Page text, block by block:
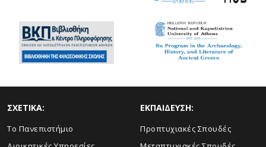
ΣΧΕΤΙΚΑ:
Το Πανεπιστήμιο
ΕΚΠΑΙΔΕΥΣΗ:
Προπτυχιακές Σπουδές